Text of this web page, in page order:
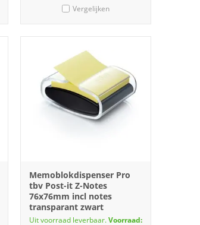
Vergelijken
Memoblokdispenser Pro
tbv Post-it Z-Notes
76x76mm incl notes
transparant zwart
Uit voorraad leverbaar.Voorraad: